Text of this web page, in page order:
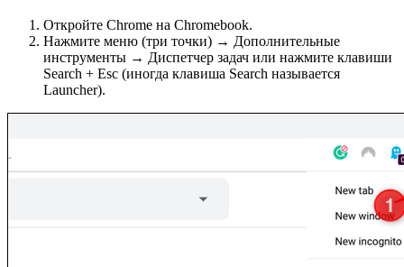
Откройте Chrome на Chromebook.
Нажмите меню (три точки) → Дополнительные
инструменты → Диспетчер задач или нажмите клавиши
Search + Esc (иногда клавиша Search называется
Launcher).